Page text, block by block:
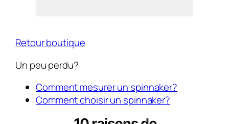
Retour boutique
Un peu perdu?
Comment mesurer un spinnaker?
Comment choisir un spinnaker?